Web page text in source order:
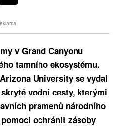
v Grand Canyonu
tamního ekosystému.
University se vydal
vodní cesty, kterými
pramenů národního
ochránit zásoby